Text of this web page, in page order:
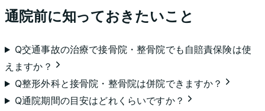
通院前に知っておきたいこと
Q交通事故の治療で接骨院・整骨院でも自賠責保険は使
えますか？
Q整形外科と接骨院・整骨院は併院できますか？
Q通院期間の目安はどれくらいですか？